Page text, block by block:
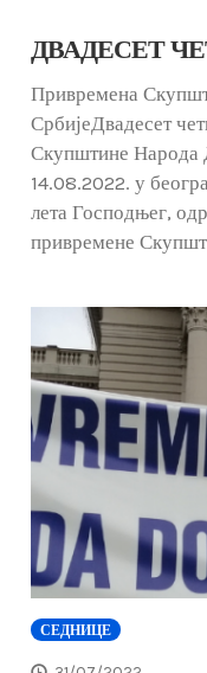
ДВАДЕСЕТ
Привремена
СрбијеДвадесет
Скупштине
14.08.2022. у
лета Господњег,
привремене
СЕДНИЦЕ